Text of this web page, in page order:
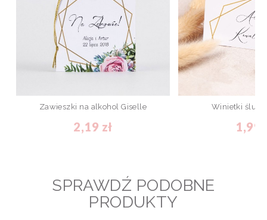
Zawieszki na alkohol Giselle
2,19 zł
Winietki
1,99
SPRAWDŹ PODOBNE
PRODUKTY